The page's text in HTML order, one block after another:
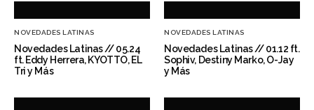
NOVEDADES LATINAS
Novedades Latinas // 05.24
ft. Eddy Herrera, KYOTTO, EL
Tri y Más
NOVEDADES LATINAS
Novedades Latinas // 01.12 ft.
Sophiv, Destiny Marko, O-Jay
y Más